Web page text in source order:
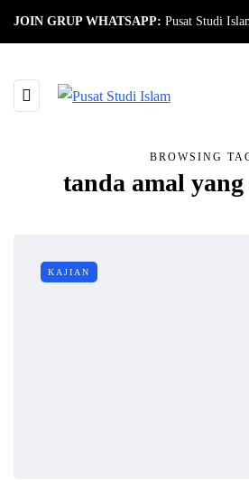
JOIN GRUP WHATSAPP: Pusat Studi
BROWSING
tanda amal
KAJIAN